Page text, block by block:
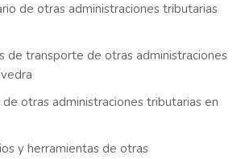
de otras administraciones tributarias
de transporte de otras administraciones
otras administraciones tributarias en
y herramientas de otras